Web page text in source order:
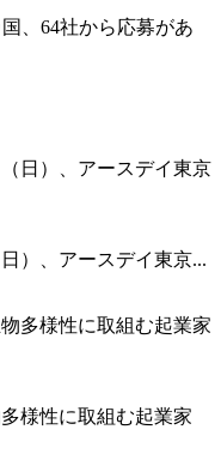
、64社から応募があ
）、アースデイ東京...
様性に取組む起業家